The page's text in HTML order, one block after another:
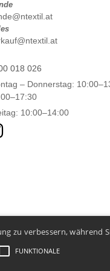
018 026
– Donnerstag:
10:00–14:00
-Bedingungen und
zu verbessern, während
FUNKTIONALE